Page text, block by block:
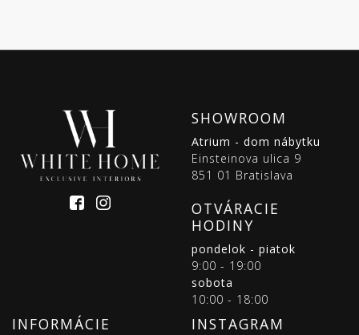
SHOWROOM
Atrium - dom nábytku
Einsteinova ulica 9
851 01 Bratislava
OTVÁRACIE
HODINY
pondelok - piatok
9:00 - 19:00
sobota
10:00 - 18:00
INFORMÁCIE INSTAGRAM